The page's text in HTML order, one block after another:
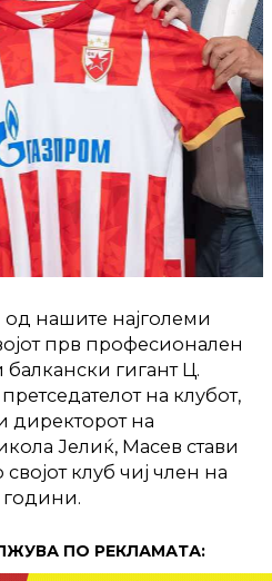
од нашите најголеми
прв професионален
гигант Ц.
на клубот,
директорот на
Јелиќ, Масев стави
клуб чиј член на
години.
ПО РЕКЛАМАТА: